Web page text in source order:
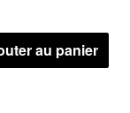
au panier